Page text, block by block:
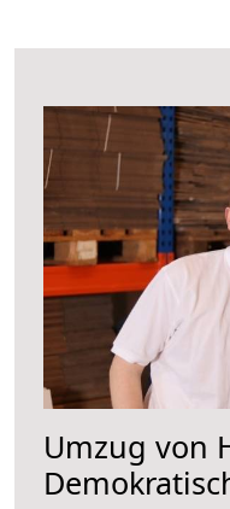
Umzug von